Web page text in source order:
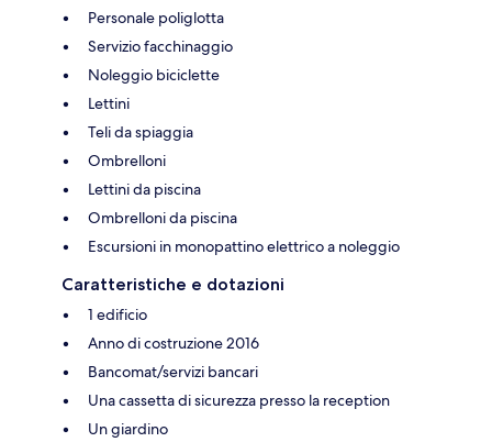
Personale poliglotta
Servizio facchinaggio
Noleggio biciclette
Lettini
Teli da spiaggia
Ombrelloni
Lettini da piscina
Ombrelloni da piscina
Escursioni in monopattino elettrico a noleggio
Caratteristiche e dotazioni
1 edificio
Anno di costruzione 2016
Bancomat/servizi bancari
Una cassetta di sicurezza presso la reception
Un giardino